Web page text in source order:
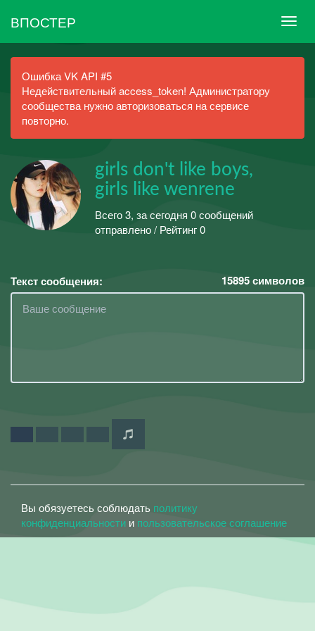
ВПОСТЕР
Ошибка VK API #5
Недействительный access_token! Администратору
сообщества нужно авторизоваться на сервисе
повторно.
girls don't like boys,
girls like wenrene
Всего 3, за сегодня 0 сообщений
отправлено / Рейтинг 0
Текст сообщения: 15895символов
Вы обязуетесь соблюдать политику
конфиденциальности и пользовательское соглашение